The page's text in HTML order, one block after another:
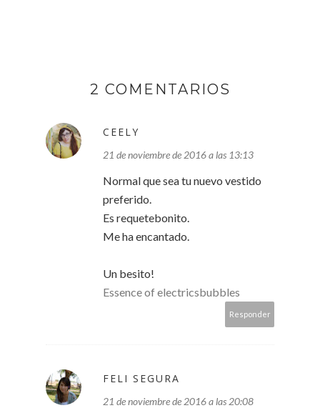
2 COMENTARIOS
CEELY
21 de noviembre de 2016 a las 13:13
Normal que sea tu nuevo vestido
preferido.
Es requetebonito.
Me ha encantado.
Un besito!
Essence of electricsbubbles
Responder
FELI SEGURA
21 de noviembre de 2016 a las 20:08